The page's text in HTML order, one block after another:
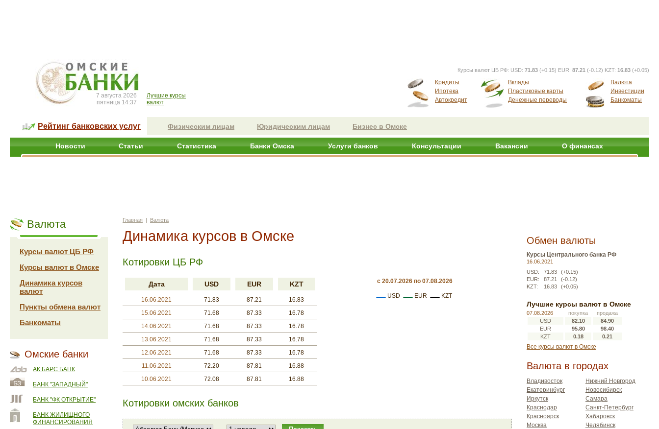
7 августа 2026
пятница 14:37
Лучшие курсы
валют
Курсы валют ЦБ РФ: USD: 71.83 (+0.15) EUR: 87.21 (-0.12) KZT: 16.83 (+0.05)
Кредиты
Ипотека
Автокредит
Вклады
Пластиковые карты
Денежные переводы
Валюта
Инвестиции
Банкоматы
Рейтинг банковских услуг Физическим лицам Юридическим лицам Бизнес в Омске
Новости Статьи Статистика Банки Омска Услуги банков Консультации Вакансии О финансах
Валюта
Курсы валют ЦБ РФ
Курсы валют в Омске
Динамика курсов
валют
Пункты обмена валют
Банкоматы
Омские банки
АК БАРС БАНК
БАНК "ЗАПАДНЫЙ"
БАНК "ФК ОТКРЫТИЕ"
БАНК ЖИЛИЩНОГО
ФИНАНСИРОВАНИЯ
Главная | Валюта
Динамика курсов в Омске
Котировки ЦБ РФ
Дата USD EUR KZT
16.06.2021 71.83 87.21
16.83
15.06.2021
71.68 87.33
16.78
14.06.2021
71.68 87.33
16.78
13.06.2021
71.68 87.33
16.78
12.06.2021
71.68 87.33
16.78
11.06.2021
72.20 87.81
16.88
10.06.2021
72.08 87.81 16.88
c 20.07.2026 по 07.08.2026
USD EUR KZT
Котировки омских банков
Обмен валюты
Курсы Центрального банка РФ
16.06.2021
USD:
71.83
(+0.15)
EUR:
87.21
(-0.12)
KZT:
16.83 (+0.05)
Лучшие курсы валют в Омске
07.08.2026 покупка
продажа
USD
82.10
84.90
EUR
95.80
98.40
KZT
0.18 0.21
Все курсы валют в Омске
Валюта в городах
Владивосток
Екатеринбург
Иркутск
Краснодар
Красноярск
Москва
Нижний Новгород
Новосибирск
Самара
Санкт-Петербург
Хабаровск
Челябинск